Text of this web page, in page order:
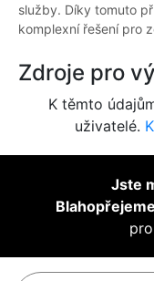
služby. Díky tomuto
komplexní řešení pro
Zdroje pro
K těmto
uživatelé.
Jste